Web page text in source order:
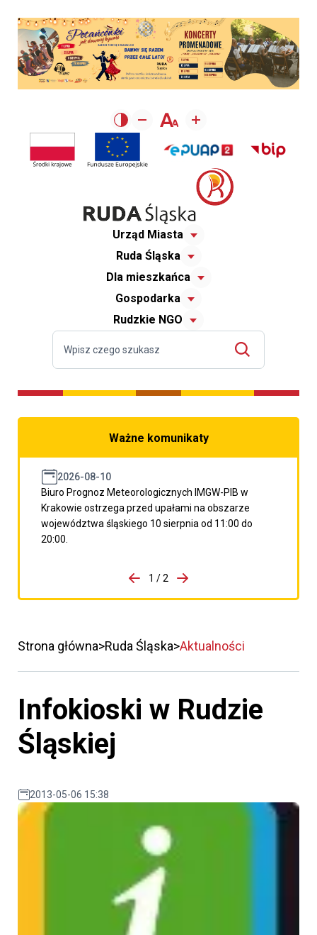
Urząd Miasta
Ruda Śląska
Dla mieszkańca
Gospodarka
Rudzkie NGO
Ważne komunikaty
2026-08-10
Biuro Prognoz Meteorologicznych IMGW-PIB w
Krakowie ostrzega przed upałami na obszarze
województwa śląskiego 10 sierpnia od 11:00 do
20:00.
porzpedniego komunikatu
1 / 2
Przejdź do następnego
Strona główna Ruda Śląska Aktualności
Infokioski w Rudzie
Śląskiej
2013-05-06 15:38